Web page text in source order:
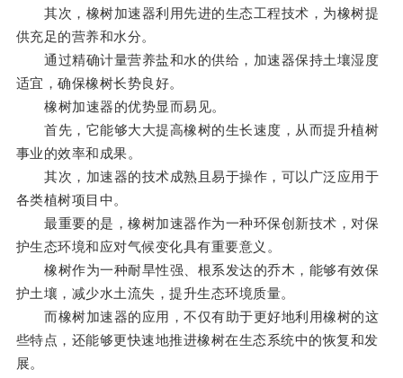
其次，橡树加速器利用先进的生态工程技术，为橡树提
供充足的营养和水分。
通过精确计量营养盐和水的供给，加速器保持土壤湿度
适宜，确保橡树长势良好。
橡树加速器的优势显而易见。
首先，它能够大大提高橡树的生长速度，从而提升植树
事业的效率和成果。
其次，加速器的技术成熟且易于操作，可以广泛应用于
各类植树项目中。
最重要的是，橡树加速器作为一种环保创新技术，对保
护生态环境和应对气候变化具有重要意义。
橡树作为一种耐旱性强、根系发达的乔木，能够有效保
护土壤，减少水土流失，提升生态环境质量。
而橡树加速器的应用，不仅有助于更好地利用橡树的这
些特点，还能够更快速地推进橡树在生态系统中的恢复和发
展。